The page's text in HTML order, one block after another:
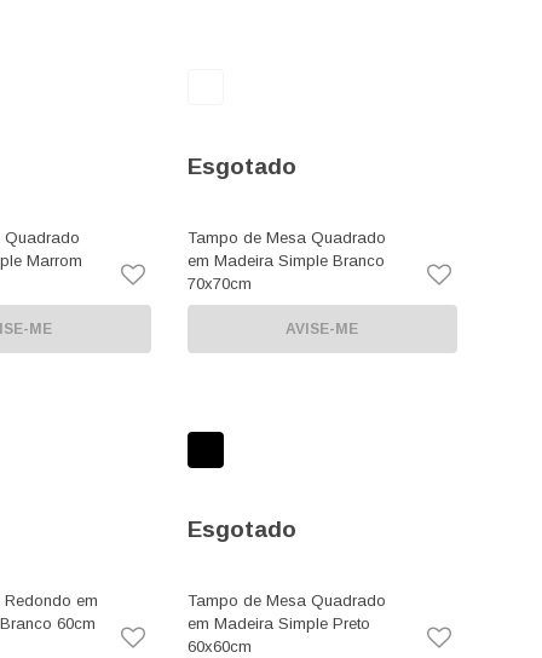
Quadrado
Marrom
ME
Esgotado
Tampo de Mesa Quadrado
em Madeira Simple Branco
70x70cm
AVISE-ME
em
60cm
Esgotado
Tampo de Mesa Quadrado
em Madeira Simple Preto
60x60cm